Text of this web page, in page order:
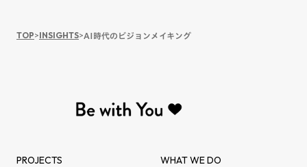
TOP>INSIGHTS>AI時代のビジョンメイキング
PROJECTS WHAT WE DO